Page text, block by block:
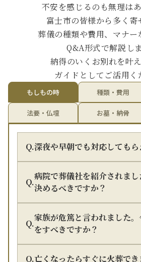
不安を感じるのも無理はあ
富士市の皆様から多く寄
葬儀の種類や費用、マナー
Q&A形式で解説しま
納得のいくお別れを叶
ガイドとしてご活用く
もしもの時 種類・費用
法要・仏壇 お墓・納骨
Q.深夜や早朝でも対応してもら
Q.
病院で葬儀社を紹介されま
決めるべきですか？
Q.
家族が危篤と言われました
をすべきですか？
Q.亡くなったらすぐに火葬でき